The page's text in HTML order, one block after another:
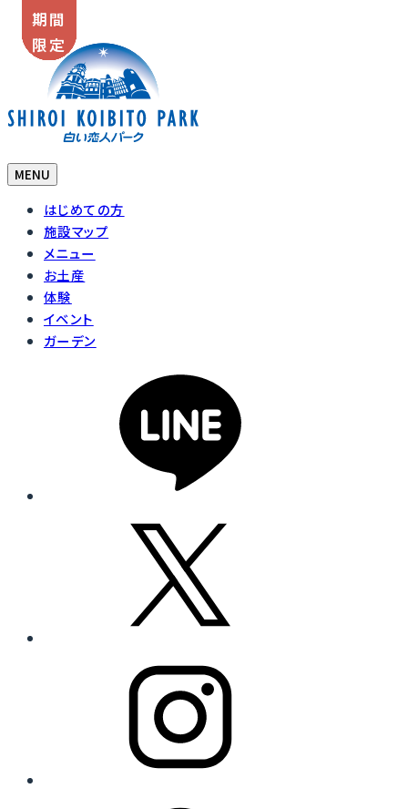
MENU
はじめての方
施設マップ
メニュー
お土産
体験
イベント
ガーデン
NEW
期間
限定
NEW
期間
限定
NEW
期間
限定
NEW
期間
限定
NEW
期間
限定
NEW
期間
限定
期間
限定
期間
限定
NEW
期間
限定
NEW
期間
限定
期間
限定